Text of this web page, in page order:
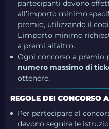
partecipanti devono
all’importo minimo
premio, utilizzando il
L’importo minimo
a premi all’altro.
Ogni concorso a premio
numero massimo di
ottenere.
REGOLE DEI CONCORSO
Per partecipare al
devono seguire le